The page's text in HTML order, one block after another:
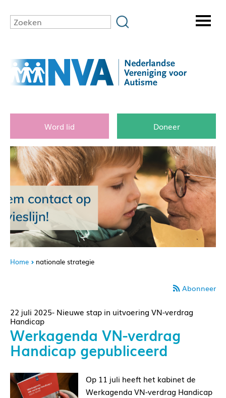
Word lid Doneer
Home nationale strategie
Abonneer
22 juli 2025- Nieuwe stap in uitvoering VN-verdrag
Handicap
Werkagenda VN-verdrag
Handicap gepubliceerd
Op 11 juli heeft het kabinet de
Werkagenda VN-verdrag Handicap